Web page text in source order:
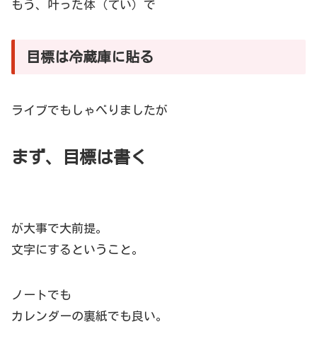
もう、叶った体（てい）で
目標は冷蔵庫に貼る
ライブでもしゃべりましたが
まず、目標は書く
が大事で大前提。
文字にするということ。
ノートでも
カレンダーの裏紙でも良い。